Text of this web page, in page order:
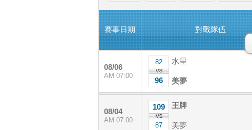
賽事日期 對戰隊伍
08/06
AM 07:00
82
96
水星
美夢
08/04
AM 07:00
109
87
王牌
美夢